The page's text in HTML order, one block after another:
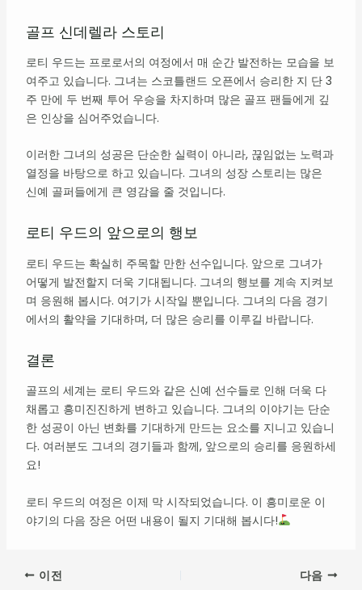
골프 신데렐라 스토리
로티 우드는 프로로서의 여정에서 매 순간 발전하는 모습을 보
여주고 있습니다. 그녀는 스코틀랜드 오픈에서 승리한 지 단 3
주 만에 두 번째 투어 우승을 차지하며 많은 골프 팬들에게 깊
은 인상을 심어주었습니다.
이러한 그녀의 성공은 단순한 실력이 아니라, 끊임없는 노력과
열정을 바탕으로 하고 있습니다. 그녀의 성장 스토리는 많은
신예 골퍼들에게 큰 영감을 줄 것입니다.
로티 우드의 앞으로의 행보
로티 우드는 확실히 주목할 만한 선수입니다. 앞으로 그녀가
어떻게 발전할지 더욱 기대됩니다. 그녀의 행보를 계속 지켜보
며 응원해 봅시다. 여기가 시작일 뿐입니다. 그녀의 다음 경기
에서의 활약을 기대하며, 더 많은 승리를 이루길 바랍니다.
결론
골프의 세계는 로티 우드와 같은 신예 선수들로 인해 더욱 다
채롭고 흥미진진하게 변하고 있습니다. 그녀의 이야기는 단순
한 성공이 아닌 변화를 기대하게 만드는 요소를 지니고 있습니
다. 여러분도 그녀의 경기들과 함께, 앞으로의 승리를 응원하세
요!
로티 우드의 여정은 이제 막 시작되었습니다. 이 흥미로운 이
야기의 다음 장은 어떤 내용이 될지 기대해 봅시다!
이전 다음